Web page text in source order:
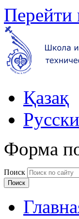
Перейти
Қазақ
Форма
Поиск